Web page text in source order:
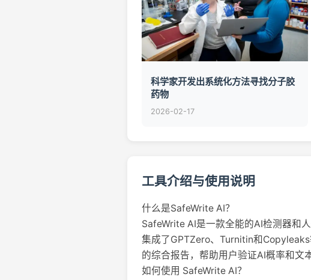
科学家开发出系统化方法寻找分子胶
药物
2026-02-17
工具介绍与使用说明
什么是SafeWrite AI？
SafeWrite AI是一款全能的AI检测器和
集成了GPTZero、Turnitin和
的综合报告，帮助用户验证AI概率和文
如何使用 SafeWrite AI？